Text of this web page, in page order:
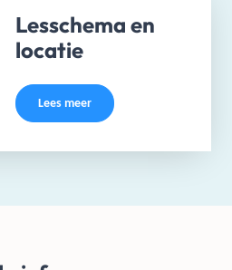
Lesschema en
locatie
Lees meer